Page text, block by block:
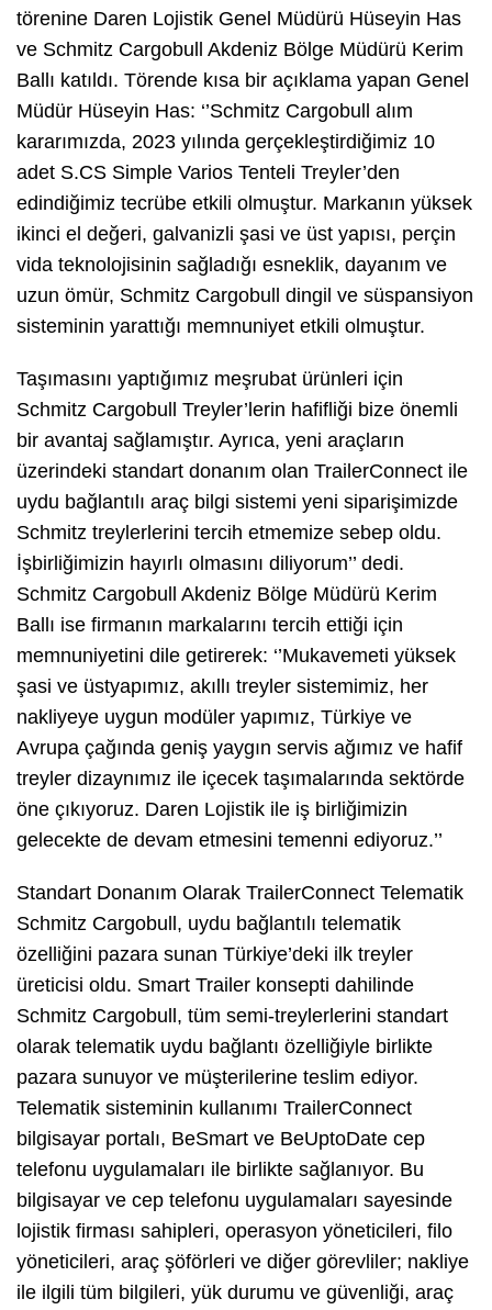
törenine Daren Lojistik Genel Müdürü Hüseyin Has
ve Schmitz Cargobull Akdeniz Bölge Müdürü Kerim
Ballı katıldı. Törende kısa bir açıklama yapan Genel
Müdür Hüseyin Has: ‘’Schmitz Cargobull alım
kararımızda, 2023 yılında gerçekleştirdiğimiz 10
adet S.CS Simple Varios Tenteli Treyler’den
edindiğimiz tecrübe etkili olmuştur. Markanın yüksek
ikinci el değeri, galvanizli şasi ve üst yapısı, perçin
vida teknolojisinin sağladığı esneklik, dayanım ve
uzun ömür, Schmitz Cargobull dingil ve süspansiyon
sisteminin yarattığı memnuniyet etkili olmuştur.
Taşımasını yaptığımız meşrubat ürünleri için
Schmitz Cargobull Treyler’lerin hafifliği bize önemli
bir avantaj sağlamıştır. Ayrıca, yeni araçların
üzerindeki standart donanım olan TrailerConnect ile
uydu bağlantılı araç bilgi sistemi yeni siparişimizde
Schmitz treylerlerini tercih etmemize sebep oldu.
İşbirliğimizin hayırlı olmasını diliyorum’’ dedi.
Schmitz Cargobull Akdeniz Bölge Müdürü Kerim
Ballı ise firmanın markalarını tercih ettiği için
memnuniyetini dile getirerek: ‘’Mukavemeti yüksek
şasi ve üstyapımız, akıllı treyler sistemimiz, her
nakliyeye uygun modüler yapımız, Türkiye ve
Avrupa çağında geniş yaygın servis ağımız ve hafif
treyler dizaynımız ile içecek taşımalarında sektörde
öne çıkıyoruz. Daren Lojistik ile iş birliğimizin
gelecekte de devam etmesini temenni ediyoruz.’’
Standart Donanım Olarak TrailerConnect Telematik
Schmitz Cargobull, uydu bağlantılı telematik
özelliğini pazara sunan Türkiye’deki ilk treyler
üreticisi oldu. Smart Trailer konsepti dahilinde
Schmitz Cargobull, tüm semi-treylerlerini standart
olarak telematik uydu bağlantı özelliğiyle birlikte
pazara sunuyor ve müşterilerine teslim ediyor.
Telematik sisteminin kullanımı TrailerConnect
bilgisayar portalı, BeSmart ve BeUptoDate cep
telefonu uygulamaları ile birlikte sağlanıyor. Bu
bilgisayar ve cep telefonu uygulamaları sayesinde
lojistik firması sahipleri, operasyon yöneticileri, filo
yöneticileri, araç şöförleri ve diğer görevliler; nakliye
ile ilgili tüm bilgileri, yük durumu ve güvenliği, araç